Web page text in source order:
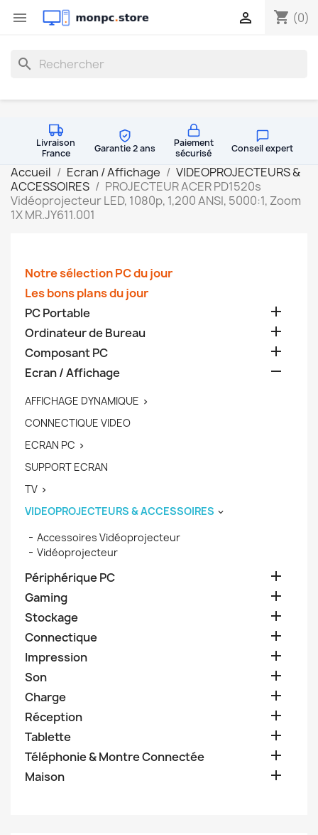
 shopping_cart (0)

search
Livraison
France
Garantie 2 ans
Paiement
sécurisé
Conseil expert
Accueil Ecran / Affichage
VIDEOPROJECTEURS &
ACCESSOIRES
PROJECTEUR ACER PD1520s
Vidéoprojecteur LED, 1080p, 1,200 ANSI, 5000:1, Zoom
1X MR.JY611.001
Notre sélection PC du jour
Les bons plans du jour
PC Portable

Ordinateur de Bureau 
Composant PC 
Ecran / Affichage 
AFFICHAGE DYNAMIQUE 
CONNECTIQUE VIDEO
ECRAN PC 
SUPPORT ECRAN
TV 
VIDEOPROJECTEURS & ACCESSOIRES 
Accessoires Vidéoprojecteur
Vidéoprojecteur
Périphérique PC 
Gaming 
Stockage 
Connectique 
Impression 
Son 
Charge 
Réception 
Tablette 
Téléphonie & Montre Connectée 
Maison 